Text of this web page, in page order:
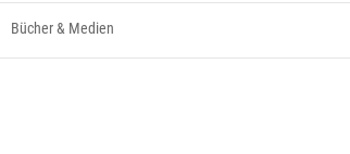
Bücher & Medien